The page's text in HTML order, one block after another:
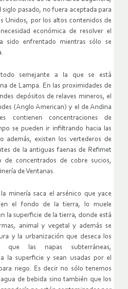
siglo pasado, no fuera aceptada para
Unidos, por los altos contenidos de
económica de resolver el
sido enfrentado mientras sólo se
semejante a la que se está
de Lampa. En las proximidades de
depósitos de relaves mineros, el
(Anglo American) y el de Andina
contienen concentraciones de
se pueden ir infiltrando hacia las
además, existen los vertederos de
de la antiguas faenas de Refimet
de concentrados de cobre sucios,
de Ventanas.
minería saca el arsénico que yace
el fondo de la tierra, lo muele
la superficie de la tierra, donde está
animal y vegetal y además se
y la urbanización que deseca los
que las napas subterráneas,
la superficie y sean usadas por el
riego. Es decir no sólo tenemos
de bebida sino también que los